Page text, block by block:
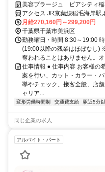
プスタイリスト！
美容プラージュ ピアシティ
アクセス JR京葉線稲毛海岸駅
月給270,160円～299,200円
千葉県千葉市美浜区
勤務曜日・時間 8:30～19:00
(19:00以降の残業はほぼなし)
奪われることはありません。
仕事情報 ● 仕事内容 お客様の
案を行い、カット・カラー・
導やチェック、接客全般、店
ャリア...
変形労働時間制 交通費支給 駅近5分
同じ企業の求人
アルバイト・パート